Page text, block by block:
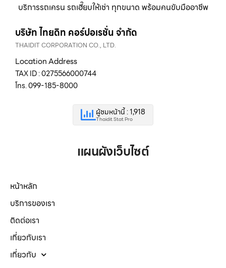
บริการรถเครน รถเฮี๊ยบให้เช่า ทุกขนาด พร้อมคนขับมืออาชีพ
บริษัท ไทยดิท คอร์ปอเรชั่น จำกัด
THAIDIT CORPORATION CO., LTD.
Location Address
TAX ID : 0275566000744
โทร. 099-185-8000
ผู้ชมหน้านี้ : 1,918
Thaidit Stat Pro
แผนผังเว็บไซต์
หน้าหลัก
บริการของเรา
ติดต่อเรา
เกี่ยวกับเรา
เกี่ยวกับ